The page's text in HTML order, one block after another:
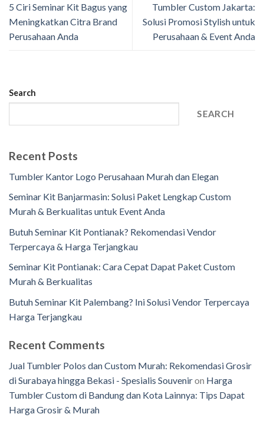
5 Ciri Seminar Kit Bagus yang
Meningkatkan Citra Brand
Perusahaan Anda
Tumbler Custom Jakarta:
Solusi Promosi Stylish untuk
Perusahaan & Event Anda
Search
SEARCH
Recent Posts
Tumbler Kantor Logo Perusahaan Murah dan Elegan
Seminar Kit Banjarmasin: Solusi Paket Lengkap Custom
Murah & Berkualitas untuk Event Anda
Butuh Seminar Kit Pontianak? Rekomendasi Vendor
Terpercaya & Harga Terjangkau
Seminar Kit Pontianak: Cara Cepat Dapat Paket Custom
Murah & Berkualitas
Butuh Seminar Kit Palembang? Ini Solusi Vendor Terpercaya
Harga Terjangkau
Recent Comments
Jual Tumbler Polos dan Custom Murah: Rekomendasi Grosir
di Surabaya hingga Bekasi - Spesialis Souveniron Harga
Tumbler Custom di Bandung dan Kota Lainnya: Tips Dapat
Harga Grosir & Murah